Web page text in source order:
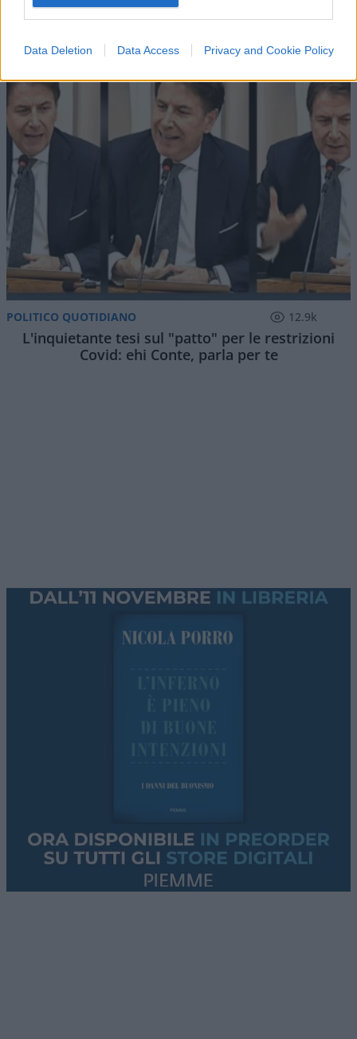
Data Deletion Data Access Privacy and Cookie Policy
IL PIÙ LETTO DEL MESE
POLITICO QUOTIDIANO 12.9k
L'inquietante tesi sul "patto" per le restrizioni
Covid: ehi Conte, parla per te